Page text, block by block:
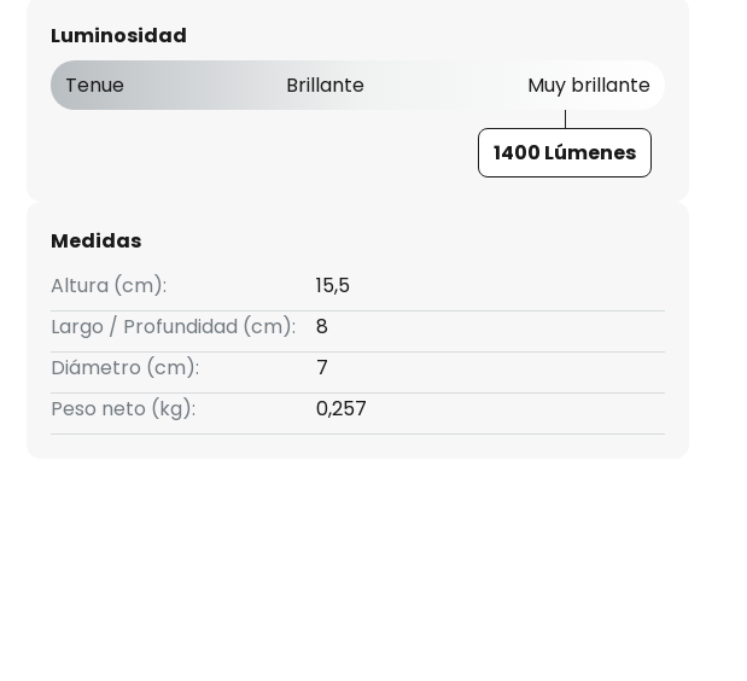
Luminosidad
Tenue
Brillante Muy brillante
1400 Lúmenes
Medidas
Altura (cm):
15,5
Largo / Profundidad (cm):
8
Diámetro (cm):
7
Peso neto (kg):
0,257